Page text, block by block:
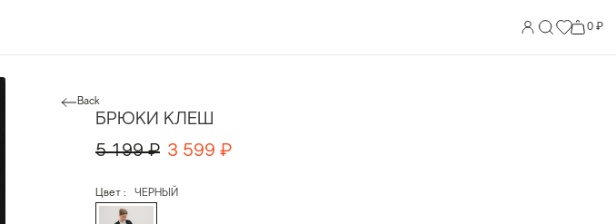
0 ₽
Back
БРЮКИ КЛЕШ
3 599 ₽
5 199 ₽
Цвет ЧЕРНЫЙ